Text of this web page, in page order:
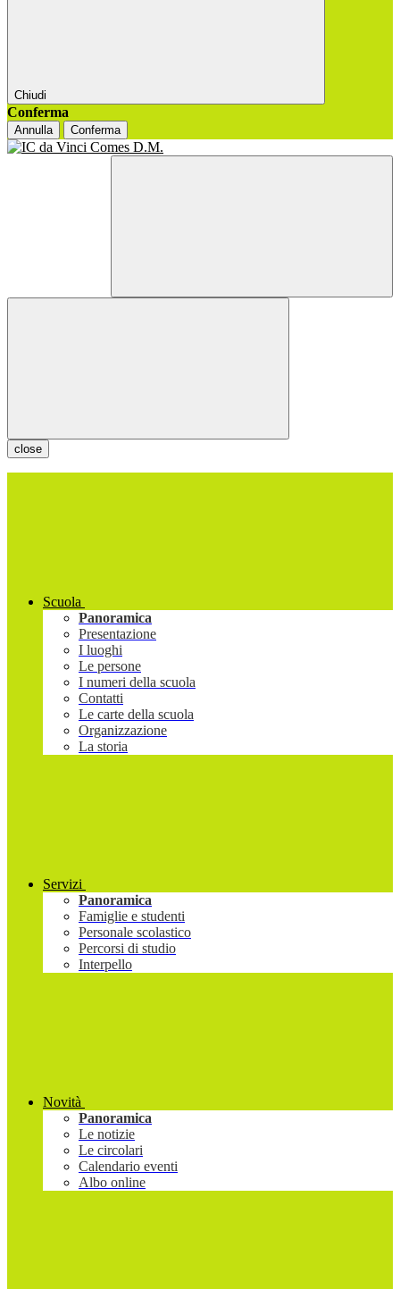
Chiudi
Conferma
Annulla Conferma
close
Scuola
Panoramica
Presentazione
I luoghi
Le persone
I numeri della scuola
Contatti
Le carte della scuola
Organizzazione
La storia
Servizi
Panoramica
Famiglie e studenti
Personale scolastico
Percorsi di studio
Interpello
Novità
Panoramica
Le notizie
Le circolari
Calendario eventi
Albo online